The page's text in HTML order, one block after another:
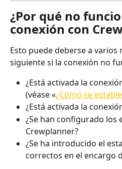
¿Por qué no
conexión con
Esto puede deberse a
siguiente si la conexión no
¿Está activada la
(véase «¿Cómo se
¿Está activada la
¿Se han configurado los
Crewplanner?
¿Se ha introducido el
correctos en el encargo